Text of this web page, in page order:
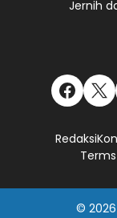
Jernih
Redaksi
© 2026